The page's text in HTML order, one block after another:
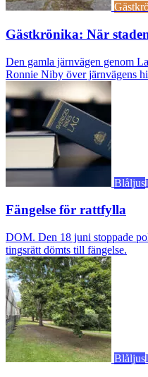
Gästkrönika: När
Den gamla järnvägen genom
Ronnie Niby över järnvägens
Blåljus
Fängelse för rattfylla
DOM. Den 18 juni stoppade
tingsrätt dömts till fängelse.
Blåljus